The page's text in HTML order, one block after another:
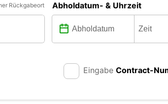
Rückgabeort Abholdatum- & Uhrzeit
Eingabe Contract-